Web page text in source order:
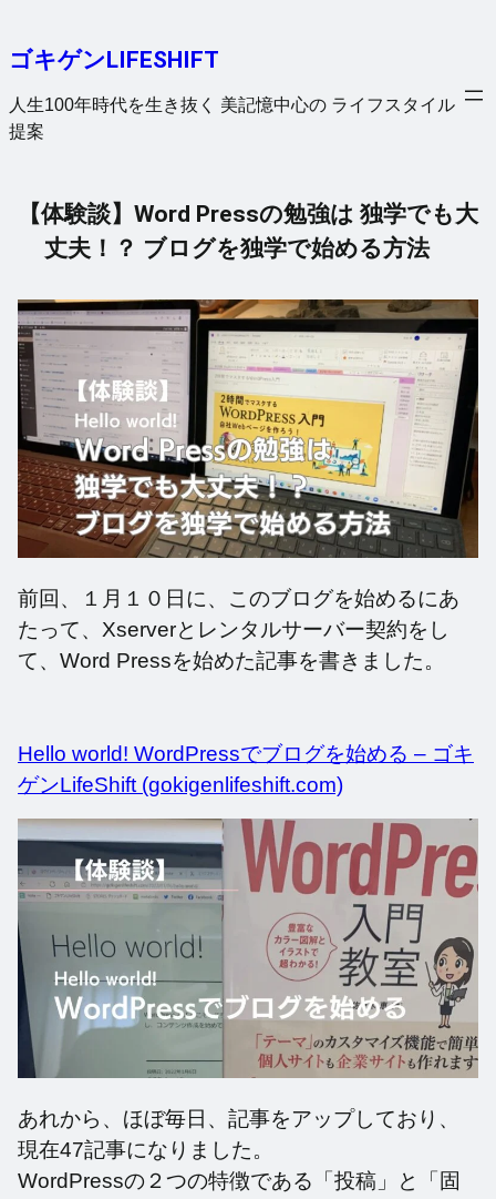
を
ス
キ
ゴキゲンLIFESHIFT
人生100年時代を生き抜く 美記憶中心の ライフスタイル
提案
【体験談】Word Pressの勉強は 独学でも大
丈夫！？ ブログを独学で始める方法
前回、１月１０日に、このブログを始めるにあ
たって、Xserverとレンタルサーバー契約をし
て、Word Pressを始めた記事を書きました。
Hello world! WordPressでブログを始める – ゴキ
ゲンLifeShift (gokigenlifeshift.com)
あれから、ほぼ毎日、記事をアップしており、
現在47記事になりました。
WordPressの２つの特徴である「投稿」と「固